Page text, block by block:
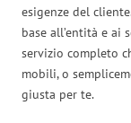
esigenze del
base all’entità e ai
servizio completo
mobili, o
giusta per te.